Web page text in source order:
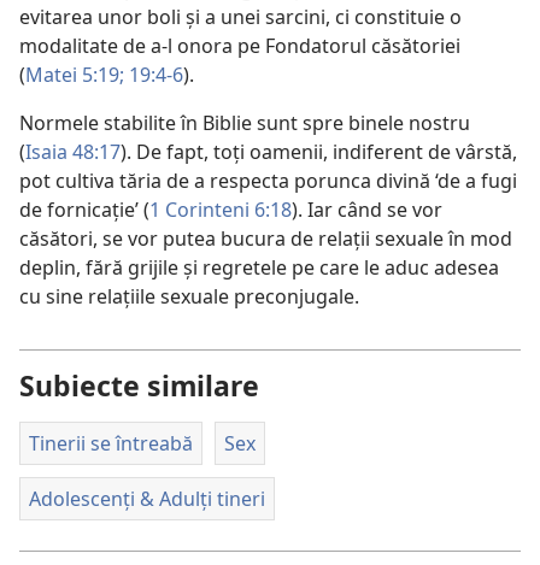
evitarea unor boli și a unei sarcini, ci constituie o
modalitate de a-l onora pe Fondatorul căsătoriei
(Matei 5:19; 19:4-6).
Normele stabilite în Biblie sunt spre binele nostru
(Isaia 48:17). De fapt, toți oamenii, indiferent de vârstă,
pot cultiva tăria de a respecta porunca divină ‘de a fugi
de fornicație’ (1 Corinteni 6:18). Iar când se vor
căsători, se vor putea bucura de relații sexuale în mod
deplin, fără grijile și regretele pe care le aduc adesea
cu sine relațiile sexuale preconjugale.
Subiecte similare
Tinerii se întreabă Sex
Adolescenți & Adulți tineri